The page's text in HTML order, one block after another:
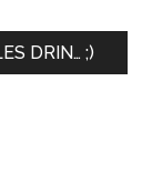
DRIN… ;)